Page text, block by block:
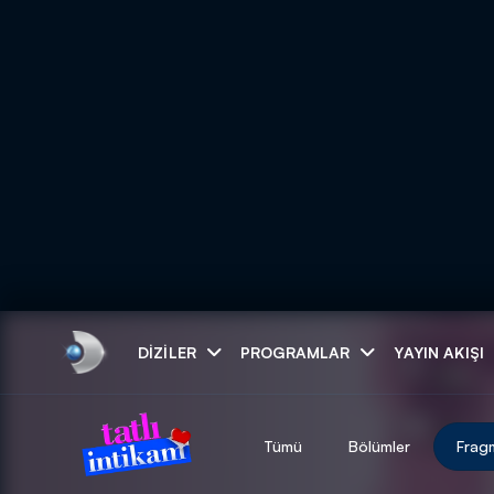
DIZILER PROGRAMLAR YAYIN AKIŞI
ARAMA
Tümü Bölümler